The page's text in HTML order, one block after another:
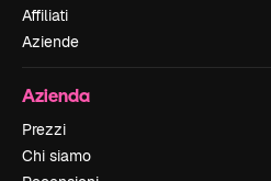
Affiliati
Aziende
Azienda
Prezzi
Chi siamo